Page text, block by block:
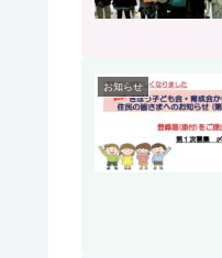
お知らせ